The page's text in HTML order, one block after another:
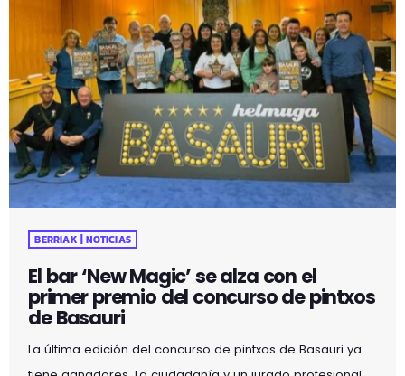
BERRIAK | NOTICIAS
El bar ‘New Magic’ se alza con el
primer premio del concurso de pintxos
de Basauri
La última edición del concurso de pintxos de Basauri ya